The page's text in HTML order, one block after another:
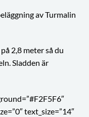
av Turmalin
2,8 meter så du
Sladden är
text_size=”14″